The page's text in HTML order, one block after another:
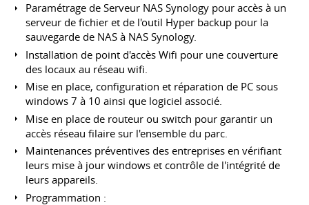
Paramétrage de Serveur NAS Synology pour accès à un
serveur de fichier et de l'outil Hyper backup pour la
sauvegarde de NAS à NAS Synology.
Installation de point d'accès Wifi pour une couverture
des locaux au réseau wifi.
Mise en place, configuration et réparation de PC sous
windows 7 à 10 ainsi que logiciel associé.
Mise en place de routeur ou switch pour garantir un
accès réseau filaire sur l'ensemble du parc.
Maintenances préventives des entreprises en vérifiant
leurs mise à jour windows et contrôle de l'intégrité de
leurs appareils.
Programmation :